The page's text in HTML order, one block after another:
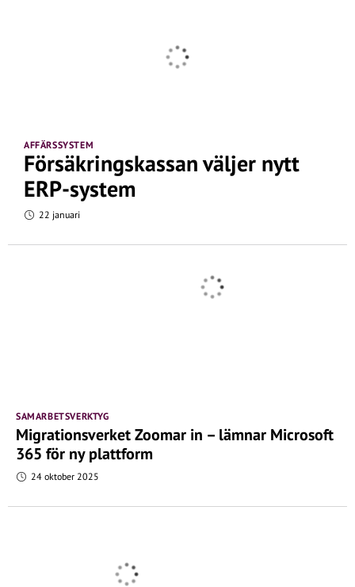
AFFÄRSSYSTEM
Försäkringskassan väljer nytt
ERP-system
22 januari
SAMARBETSVERKTYG
Migrationsverket Zoomar in – lämnar Microsoft
365 för ny plattform
24 oktober 2025